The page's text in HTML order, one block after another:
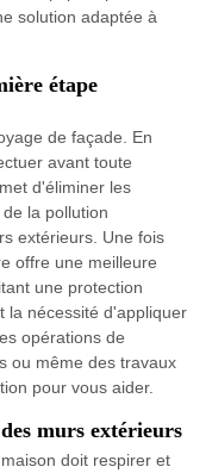
solution adaptée à
étape
de façade. En
avant toute
d'éliminer les
la pollution
extérieurs. Une fois
offre une meilleure
une protection
la nécessité d'appliquer
opérations de
ou même des travaux
pour vous aider.
murs extérieurs
doit respirer et